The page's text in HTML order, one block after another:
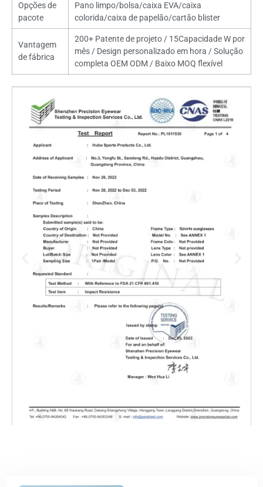
Opções de
pacote
Pano limpo/bolsa/caixa EVA/caixa
colorida/caixa de papelão/cartão blister
Vantagem
de fábrica
200+ Patente de projeto / 15Capacidade W por
mês / Design personalizado em hora / Solução
completa OEM ODM / Baixo MOQ flexível